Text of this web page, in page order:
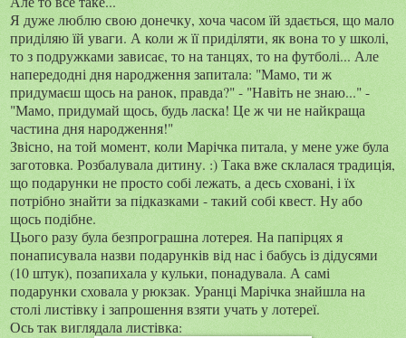
Я дуже люблю свою донечку, хоча часом їй здається, що мало
приділяю їй уваги. А коли ж її приділяти, як вона то у школі,
то з подружками зависає, то на танцях, то на футболі... Але
напередодні дня народження запитала: "Мамо, ти ж
придумаєш щось на ранок, правда?" - "Навіть не знаю..." -
"Мамо, придумай щось, будь ласка! Це ж чи не найкраща
частина дня народження!"
Звісно, на той момент, коли Марічка питала, у мене уже була
заготовка. Розбалувала дитину. :) Така вже склалася традиція,
що подарунки не просто собі лежать, а десь сховані, і їх
потрібно знайти за підказками - такий собі квест. Ну або
щось подібне.
Цього разу була безпрограшна лотерея. На папірцях я
понаписувала назви подарунків від нас і бабусь із дідусями
(10 штук), позапихала у кульки, понадувала. А самі
подарунки сховала у рюкзак. Уранці Марічка знайшла на
столі листівку і запрошення взяти учать у лотереї.
Ось так виглядала листівка: